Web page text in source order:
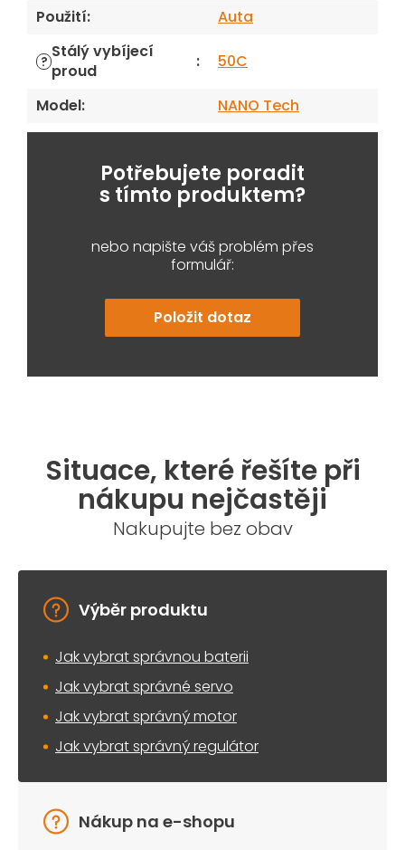
Použití: Auta
? Stálý vybíjecí
proud
: 50C
Model: NANO Tech
Potřebujete poradit
s tímto produktem?
nebo napište váš problém přes
formulář:
Položit dotaz
Situace, které řešíte při
nákupu nejčastěji
Nakupujte bez obav
Výběr produktu
Jak vybrat správnou baterii
Jak vybrat správné servo
Jak vybrat správný motor
Jak vybrat správný regulátor
Nákup na e-shopu